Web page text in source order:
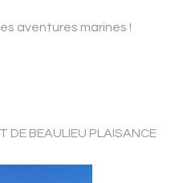
aventures marines !
DE BEAULIEU PLAISANCE